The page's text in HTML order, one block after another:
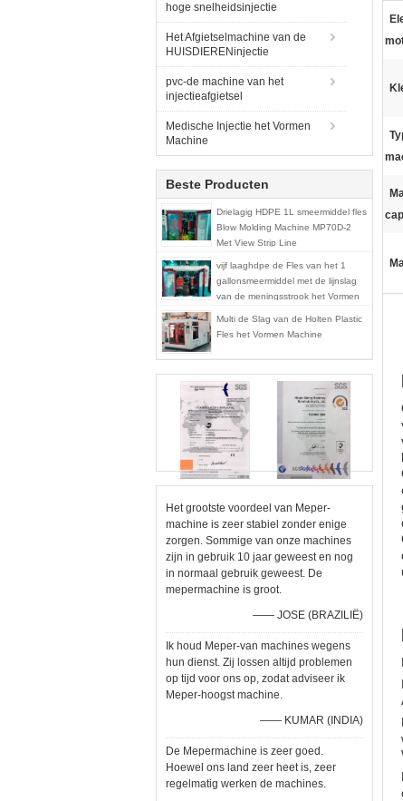
hoge snelheidsinjectie
Het Afgietselmachine van de
HUISDIERENinjectie
pvc-de machine van het
injectieafgietsel
Medische Injectie het Vormen
Machine
Beste Producten
Drielagig HDPE 1L smeermiddel fles
Blow Molding Machine MP70D-2
Met View Strip Line
vijf laaghdpe de Fles van het 1
gallonsmeermiddel met de lijnslag
van de meningsstrook het Vormen
Multi de Slag van de Holten Plastic
Fles het Vormen Machine
Het grootste voordeel van Meper-
machine is zeer stabiel zonder enige
zorgen. Sommige van onze machines
zijn in gebruik 10 jaar geweest en nog
in normaal gebruik geweest. De
mepermachine is groot.
—— JOSE (BRAZILIË)
Ik houd Meper-van machines wegens
hun dienst. Zij lossen altijd problemen
op tijd voor ons op, zodat adviseer ik
Meper-hoogst machine.
—— KUMAR (INDIA)
De Mepermachine is zeer goed.
Hoewel ons land zeer heet is, zeer
regelmatig werken de machines.